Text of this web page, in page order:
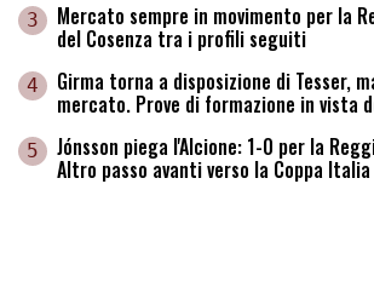
3 Mercato sempre in movimento per la
del Cosenza tra i profili seguiti
4 Girma torna a disposizione di Tesser,
mercato. Prove di formazione in vista
5 Jónsson piega l'Alcione: 1-0 per la
Altro passo avanti verso la Coppa Italia